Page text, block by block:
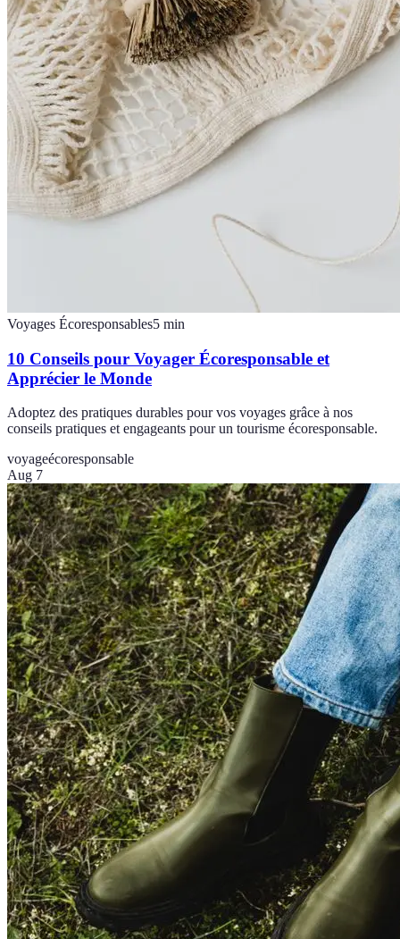
Voyages Écoresponsables5 min
10 Conseils pour Voyager Écoresponsable et
Apprécier le Monde
Adoptez des pratiques durables pour vos voyages grâce à nos
conseils pratiques et engageants pour un tourisme écoresponsable.
voyageécoresponsable
Aug 7